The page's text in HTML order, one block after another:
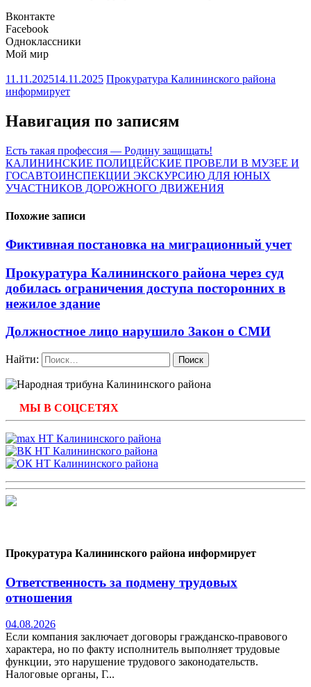
Вконтакте
Facebook
Одноклассники
Мой мир
11.11.202514.11.2025 Прокуратура Калининского района
информирует
Навигация по записям
Есть такая профессия — Родину защищать!
КАЛИНИНСКИЕ ПОЛИЦЕЙСКИЕ ПРОВЕЛИ В МУЗЕЕ И
ГОСАВТОИНСПЕКЦИИ ЭКСКУРСИЮ ДЛЯ ЮНЫХ
УЧАСТНИКОВ ДОРОЖНОГО ДВИЖЕНИЯ
Похожие записи
Фиктивная постановка на миграционный учет
Прокуратура Калининского района через суд
добилась ограничения доступа посторонних в
нежилое здание
Должностное лицо нарушило Закон о СМИ
Найти:
МЫ В СОЦСЕТЯХ
Прокуратура Калининского района информирует
Ответственность за подмену трудовых
отношения
04.08.2026
Если компания заключает договоры гражданско-правового
характера, но по факту исполнитель выполняет трудовые
функции, это нарушение трудового законодательств.
Налоговые органы, Г...